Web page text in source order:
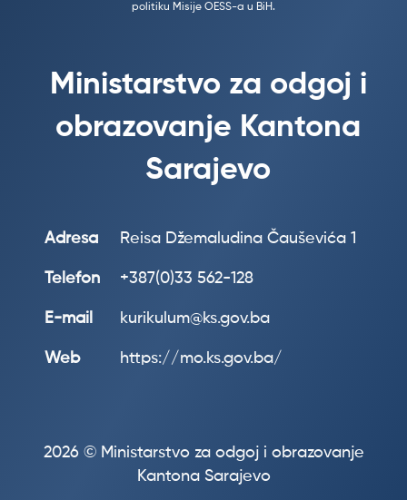
politiku Misije OESS-a u BiH.
Ministarstvo za odgoj i
obrazovanje Kantona
Sarajevo
Adresa Reisa Džemaludina Čauševića 1
Telefon +387(0)33 562-128
E-mail kurikulum@ks.gov.ba
Web https://mo.ks.gov.ba/
2026 © Ministarstvo za odgoj i obrazovanje
Kantona Sarajevo